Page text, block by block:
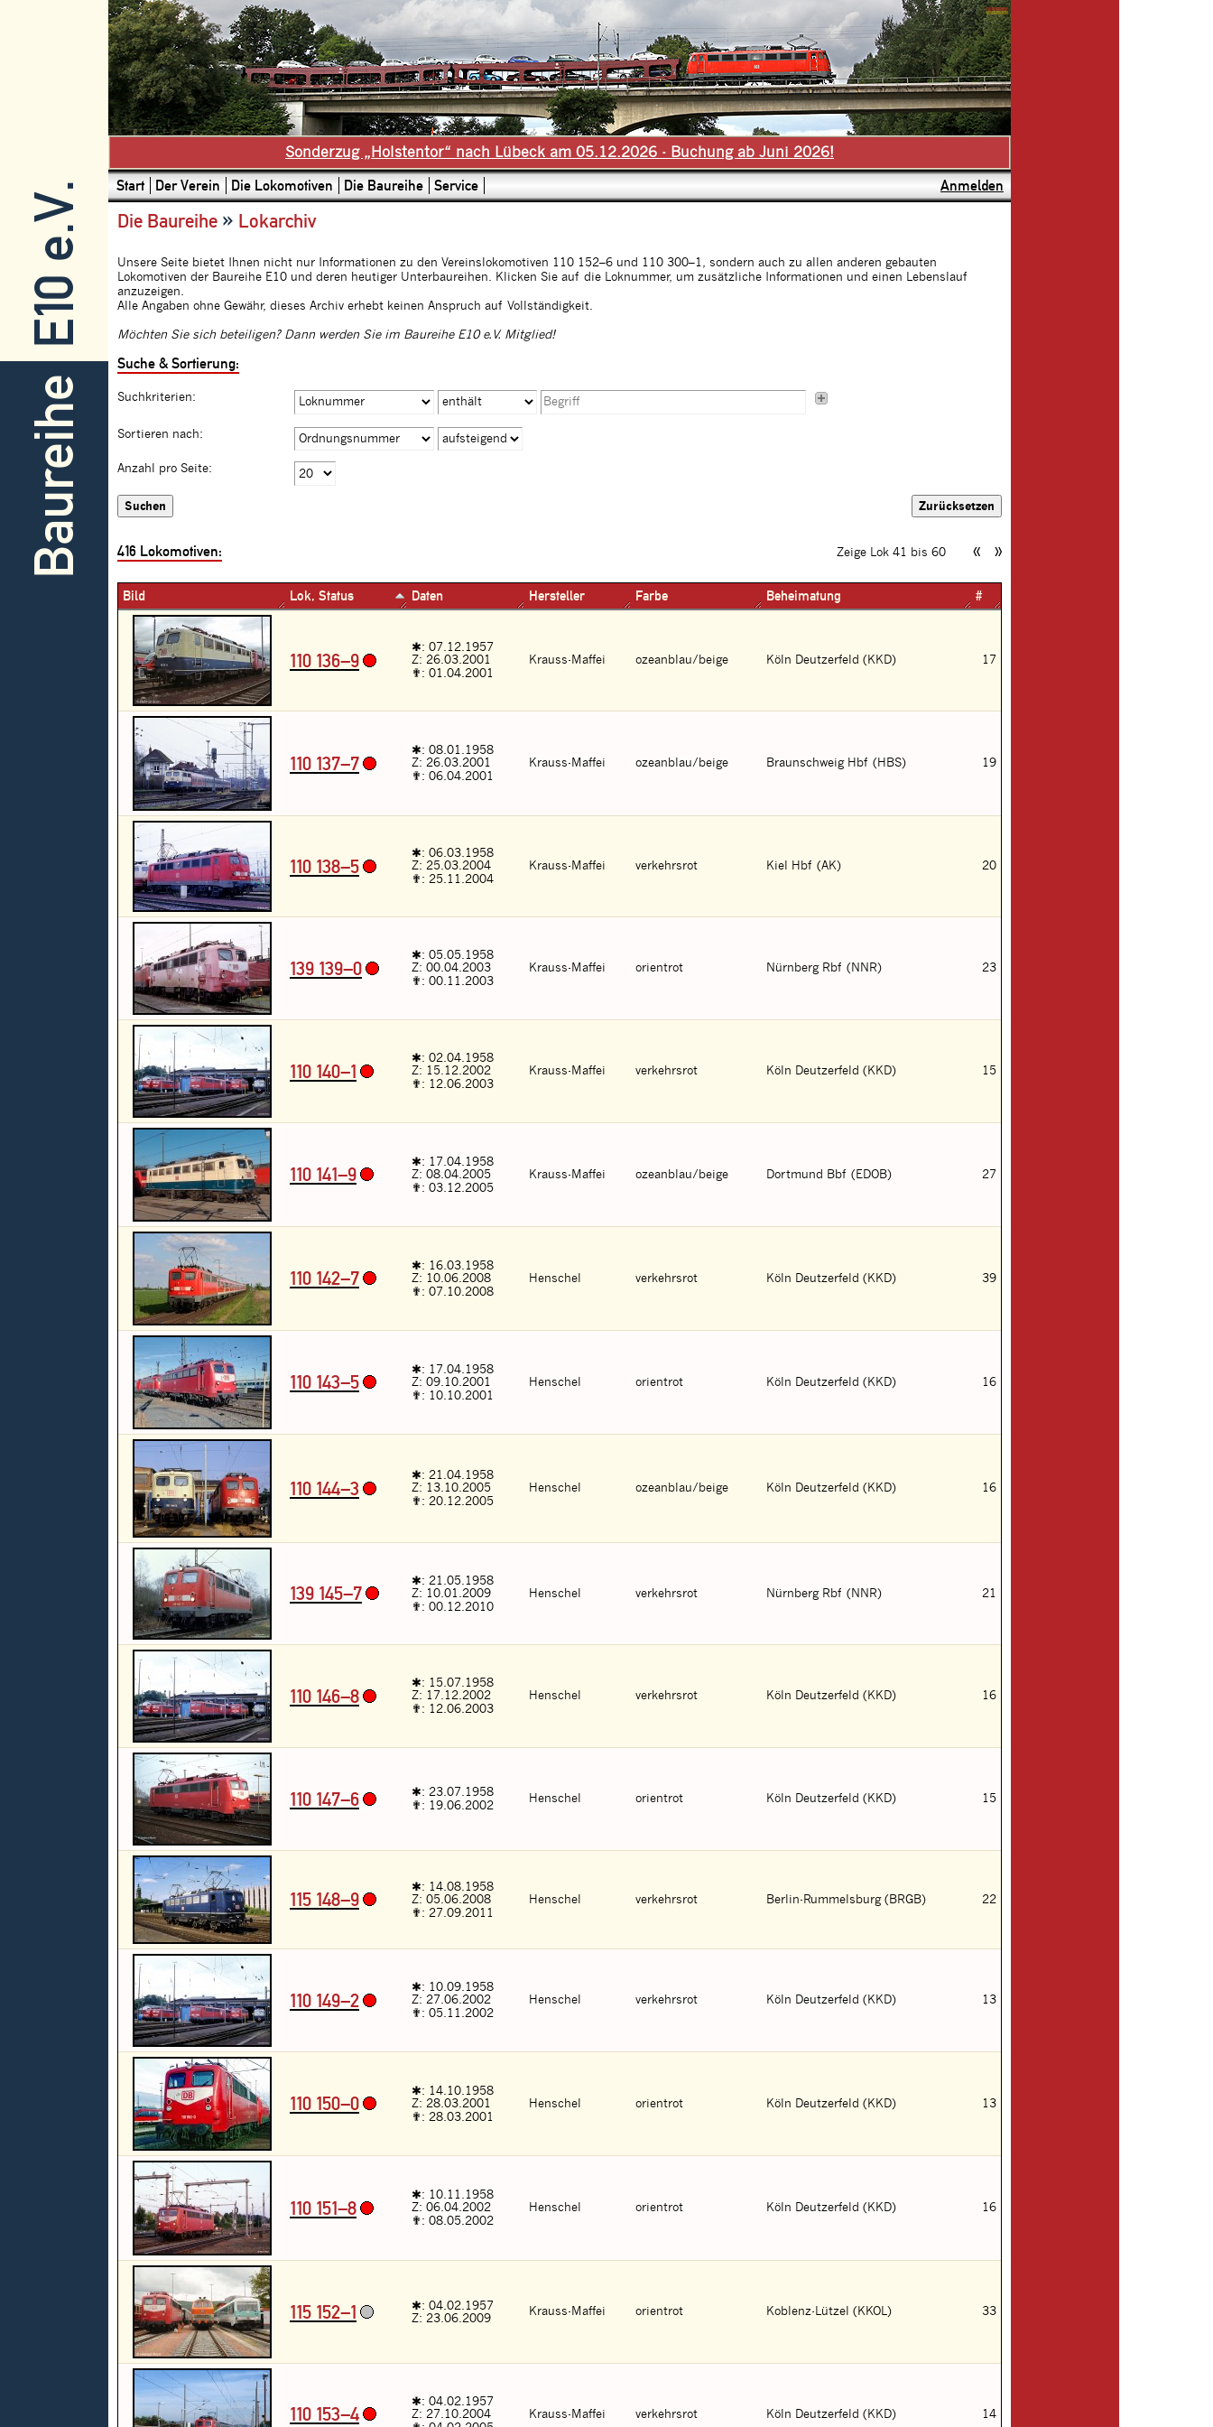
E10 e.V.
Baureihe
Sonderzug „Holstentor“ nach Lübeck am 05.12.2026 - Buchung ab Juni 2026!
Start Der Verein Die Lokomotiven Die Baureihe Service Anmelden
Die Baureihe » Lokarchiv
Unsere Seite bietet Ihnen nicht nur Informationen zu den Vereinslokomotiven 110 152–6 und 110 300–1, sondern auch zu allen anderen gebauten
Lokomotiven der Baureihe E10 und deren heutiger Unterbaureihen. Klicken Sie auf die Loknummer, um zusätzliche Informationen und einen Lebenslauf
anzuzeigen.
Alle Angaben ohne Gewähr, dieses Archiv erhebt keinen Anspruch auf Vollständigkeit.
Möchten Sie sich beteiligen? Dann werden Sie im Baureihe E10 e.V. Mitglied!
Suche & Sortierung:
Suchkriterien:
Sortieren nach:
Anzahl pro Seite:
416 Lokomotiven: Zeige Lok 41 bis 60 « »
Bild Lok, Status Daten Hersteller Farbe Beheimatung #
110 136–9
✱: 07.12.1957
Z: 26.03.2001
✟: 01.04.2001
Krauss-Maffei ozeanblau/beige Köln Deutzerfeld (KKD) 17
110 137–7
✱: 08.01.1958
Z: 26.03.2001
✟: 06.04.2001
Krauss-Maffei ozeanblau/beige Braunschweig Hbf (HBS) 19
110 138–5
✱: 06.03.1958
Z: 25.03.2004
✟: 25.11.2004
Krauss-Maffei verkehrsrot Kiel Hbf (AK) 20
139 139–0
✱: 05.05.1958
Z: 00.04.2003
✟: 00.11.2003
Krauss-Maffei orientrot Nürnberg Rbf (NNR) 23
110 140–1
✱: 02.04.1958
Z: 15.12.2002
✟: 12.06.2003
Krauss-Maffei verkehrsrot Köln Deutzerfeld (KKD) 15
110 141–9
✱: 17.04.1958
Z: 08.04.2005
✟: 03.12.2005
Krauss-Maffei ozeanblau/beige Dortmund Bbf (EDOB) 27
110 142–7
✱: 16.03.1958
Z: 10.06.2008
✟: 07.10.2008
Henschel verkehrsrot Köln Deutzerfeld (KKD) 39
110 143–5
✱: 17.04.1958
Z: 09.10.2001
✟: 10.10.2001
Henschel orientrot Köln Deutzerfeld (KKD) 16
110 144–3
✱: 21.04.1958
Z: 13.10.2005
✟: 20.12.2005
Henschel ozeanblau/beige Köln Deutzerfeld (KKD) 16
139 145–7
✱: 21.05.1958
Z: 10.01.2009
✟: 00.12.2010
Henschel verkehrsrot Nürnberg Rbf (NNR) 21
110 146–8
✱: 15.07.1958
Z: 17.12.2002
✟: 12.06.2003
Henschel verkehrsrot Köln Deutzerfeld (KKD) 16
110 147–6
✱: 23.07.1958
✟: 19.06.2002
Henschel orientrot Köln Deutzerfeld (KKD) 15
115 148–9
✱: 14.08.1958
Z: 05.06.2008
✟: 27.09.2011
Henschel verkehrsrot Berlin-Rummelsburg (BRGB) 22
110 149–2
✱: 10.09.1958
Z: 27.06.2002
✟: 05.11.2002
Henschel verkehrsrot Köln Deutzerfeld (KKD) 13
110 150–0
✱: 14.10.1958
Z: 28.03.2001
✟: 28.03.2001
Henschel orientrot Köln Deutzerfeld (KKD) 13
110 151–8
✱: 10.11.1958
Z: 06.04.2002
✟: 08.05.2002
Henschel orientrot Köln Deutzerfeld (KKD) 16
115 152–1
✱: 04.02.1957
Z: 23.06.2009
Krauss-Maffei orientrot Koblenz-Lützel (KKOL) 33
110 153–4
✱: 04.02.1957
Z: 27.10.2004
Krauss-Maffei verkehrsrot Köln Deutzerfeld (KKD) 14